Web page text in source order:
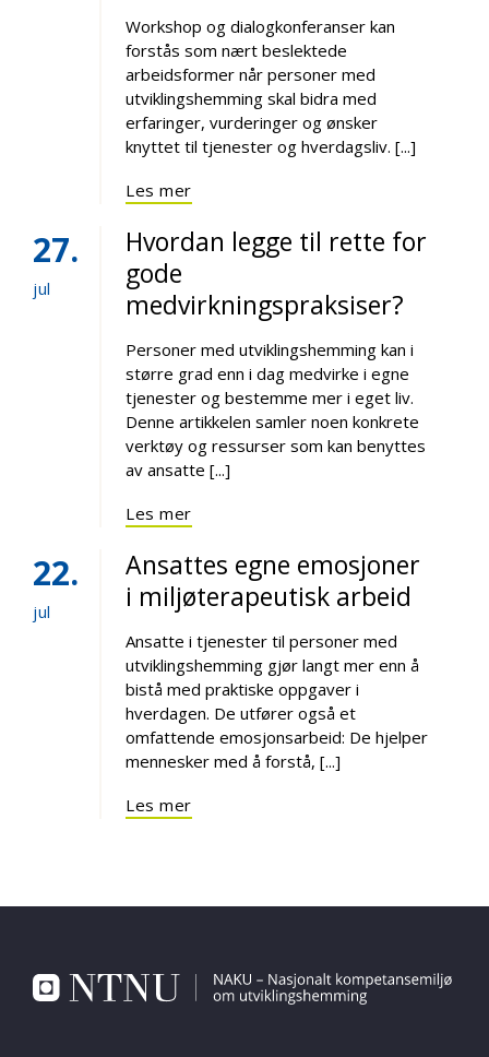
Workshop og dialogkonferanser kan
forstås som nært beslektede
arbeidsformer når personer med
utviklingshemming skal bidra med
erfaringer, vurderinger og ønsker
knyttet til tjenester og hverdagsliv. [...]
Les mer
27
jul
Hvordan legge til rette for
gode
medvirkningspraksiser?
Personer med utviklingshemming kan i
større grad enn i dag medvirke i egne
tjenester og bestemme mer i eget liv.
Denne artikkelen samler noen konkrete
verktøy og ressurser som kan benyttes
av ansatte [...]
Les mer
22
jul
Ansattes egne emosjoner
i miljøterapeutisk arbeid
Ansatte i tjenester til personer med
utviklingshemming gjør langt mer enn å
bistå med praktiske oppgaver i
hverdagen. De utfører også et
omfattende emosjonsarbeid: De hjelper
mennesker med å forstå, [...]
Les mer